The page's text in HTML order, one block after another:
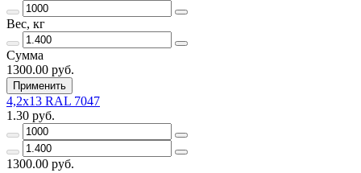
Вес, кг
Сумма
1300.00 руб.
Применить
4,2х13 RAL 7047
1.30 руб.
1300.00 руб.